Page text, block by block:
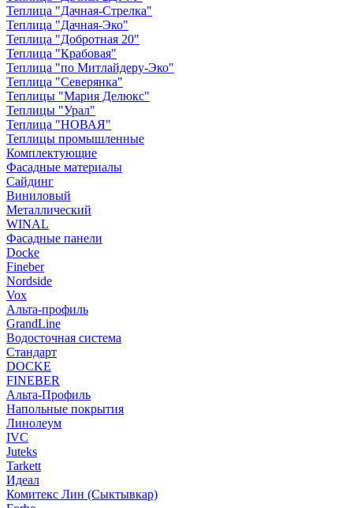
Теплица "Дачная-Стрелка"
Теплица "Дачная-Эко"
Теплица "Добротная 20"
Теплица "Крабовая"
Теплица "по Митлайдеру-Эко"
Теплица "Северянка"
Теплицы "Мария Делюкс"
Теплицы "Урал"
Теплица "НОВАЯ"
Теплицы промышленные
Комплектующие
Фасадные материалы
Сайдинг
Виниловый
Металлический
WINAL
Фасадные панели
Docke
Fineber
Nordside
Vox
Альта-профиль
GrandLine
Водосточная система
Стандарт
DOCKE
FINEBER
Альта-Профиль
Напольные покрытия
Линолеум
IVC
Juteks
Tarkett
Идеал
Комитекс Лин (Сыктывкар)